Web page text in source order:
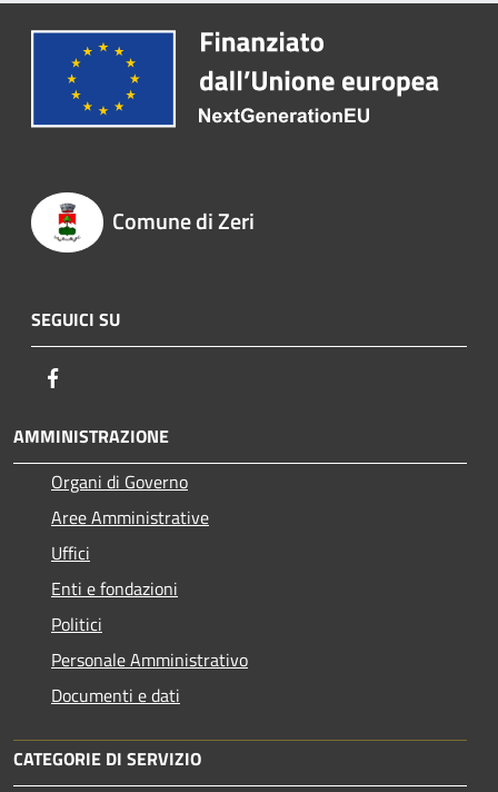
Comune di Zeri
SEGUICI SU
AMMINISTRAZIONE
Organi di Governo
Aree Amministrative
Uffici
Enti e fondazioni
Politici
Personale Amministrativo
Documenti e dati
CATEGORIE DI SERVIZIO